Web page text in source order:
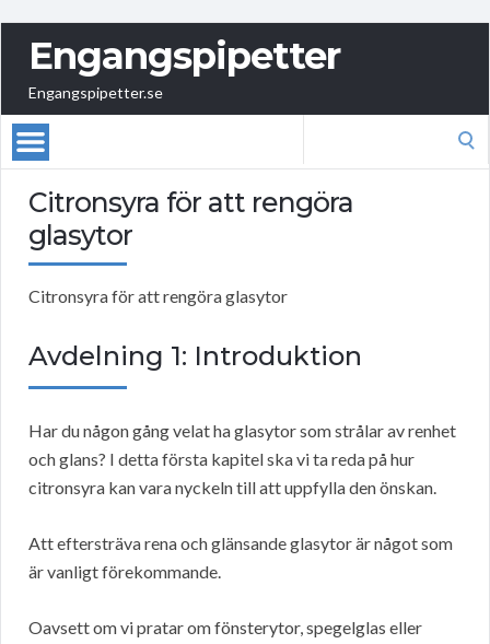
Engangspipetter
Engangspipetter.se
Citronsyra för att rengöra
glasytor
Citronsyra för att rengöra glasytor
Avdelning 1: Introduktion
Har du någon gång velat ha glasytor som strålar av renhet
och glans? I detta första kapitel ska vi ta reda på hur
citronsyra kan vara nyckeln till att uppfylla den önskan.
Att eftersträva rena och glänsande glasytor är något som
är vanligt förekommande.
Oavsett om vi pratar om fönsterytor, spegelglas eller